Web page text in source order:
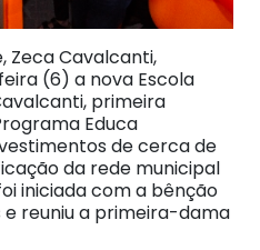
Zeca Cavalcanti,
(6) a nova Escola
primeira
Educa
de cerca de
da rede municipal
iniciada com a bênção
e reuniu a primeira-dama